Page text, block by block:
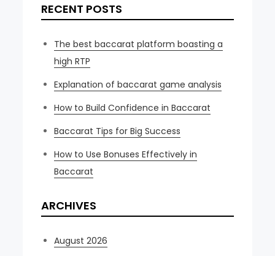
RECENT POSTS
The best baccarat platform boasting a
high RTP
Explanation of baccarat game analysis
How to Build Confidence in Baccarat
Baccarat Tips for Big Success
How to Use Bonuses Effectively in
Baccarat
ARCHIVES
August 2026